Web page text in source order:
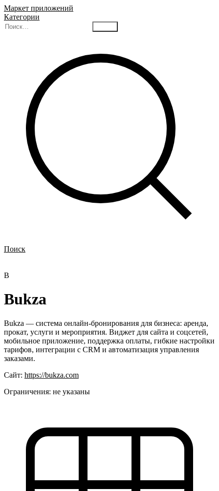
Маркет приложений
Категории
Поиск
B
Bukza
Bukza — система онлайн-бронирования для бизнеса: аренда,
прокат, услуги и мероприятия. Виджет для сайта и соцсетей,
мобильное приложение, поддержка оплаты, гибкие настройки
тарифов, интеграции с CRM и автоматизация управления
заказами.
Сайт: https://bukza.com
Ограничения: не указаны